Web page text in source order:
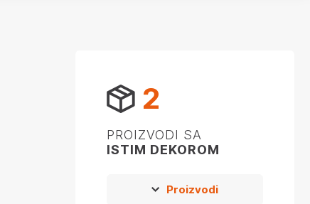
2
PROIZVODI SA
ISTIM DEKOROM
Proizvodi